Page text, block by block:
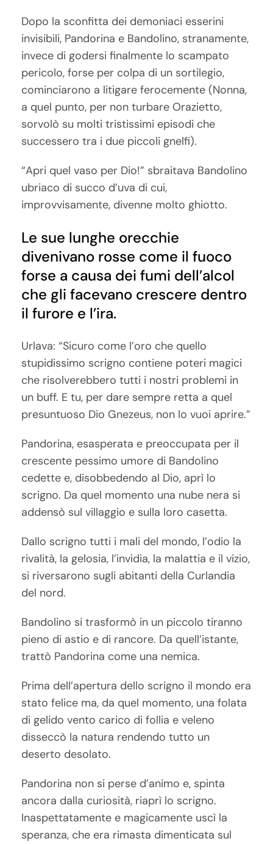
Dopo la sconfitta dei demoniaci esserini
invisibili, Pandorina e Bandolino, stranamente,
invece di godersi finalmente lo scampato
pericolo, forse per colpa di un sortilegio,
cominciarono a litigare ferocemente (Nonna,
a quel punto, per non turbare Orazietto,
sorvolò su molti tristissimi episodi che
successero tra i due piccoli gnelfi).
“Apri quel vaso per Dio!” sbraitava Bandolino
ubriaco di succo d’uva di cui,
improvvisamente, divenne molto ghiotto.
Le sue lunghe orecchie
divenivano rosse come il fuoco
forse a causa dei fumi dell’alcol
che gli facevano crescere dentro
il furore e l’ira.
Urlava: “Sicuro come l’oro che quello
stupidissimo scrigno contiene poteri magici
che risolverebbero tutti i nostri problemi in
un buff. E tu, per dare sempre retta a quel
presuntuoso Dio Gnezeus, non lo vuoi aprire.”
Pandorina, esasperata e preoccupata per il
crescente pessimo umore di Bandolino
cedette e, disobbedendo al Dio, aprì lo
scrigno. Da quel momento una nube nera si
addensò sul villaggio e sulla loro casetta.
Dallo scrigno tutti i mali del mondo, l’odio la
rivalità, la gelosia, l’invidia, la malattia e il vizio,
si riversarono sugli abitanti della Curlandia
del nord.
Bandolino si trasformò in un piccolo tiranno
pieno di astio e di rancore. Da quell’istante,
trattò Pandorina come una nemica.
Prima dell’apertura dello scrigno il mondo era
stato felice ma, da quel momento, una folata
di gelido vento carico di follia e veleno
disseccò la natura rendendo tutto un
deserto desolato.
Pandorina non si perse d’animo e, spinta
ancora dalla curiosità, riaprì lo scrigno.
Inaspettatamente e magicamente uscì la
speranza, che era rimasta dimenticata sul